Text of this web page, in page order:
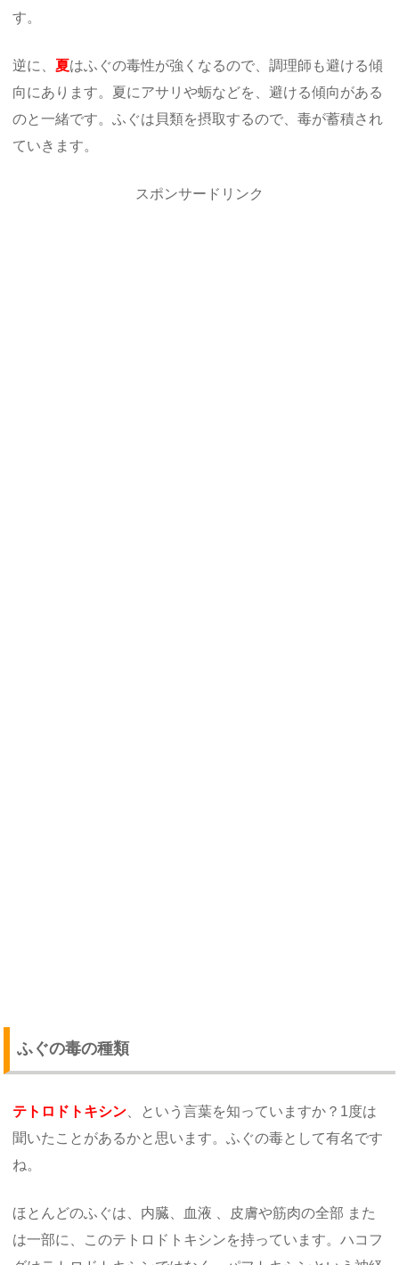
す。
逆に、夏はふぐの毒性が強くなるので、調理師も避ける傾
向にあります。夏にアサリや蛎などを、避ける傾向がある
のと一緒です。ふぐは貝類を摂取するので、毒が蓄積され
ていきます。
スポンサードリンク
ふぐの毒の種類
テトロドトキシン 、という言葉を知っていますか？1度は
聞いたことがあるかと思います。ふぐの毒として有名です
ね。
ほとんどのふぐは、内臓、血液 、皮膚や筋肉の全部 また
は一部に、このテトロドトキシンを持っています。ハコフ